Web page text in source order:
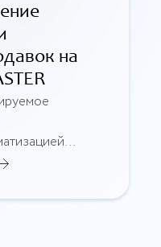
на
удалить